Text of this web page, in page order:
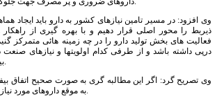
وی افزود: در مسیر تامین نیازهای کشور به دارو باید ایجاد
ذیربط را محور اصلی قرار دهیم و با بهره گیری از راهکار
فعالیت های بخش تولید دارو را در چه زمینه هائی متمرکز
درپی داشته باشد و از طرفی کدام اولویتها و نیازهای صنعت
بیشتری از سمت دولت دارد.
وی تصریح گرد: اگر این مطالبه گری به صورت صحیح اتفاق
به موقع داروهای مورد نیاز کشور است تحقق می یابد.